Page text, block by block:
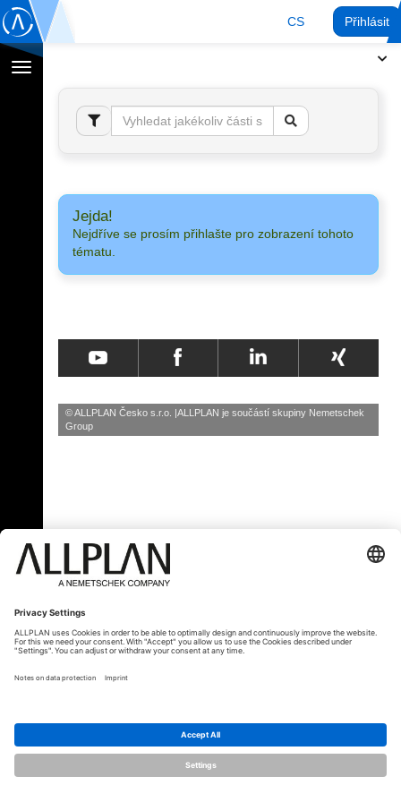
CS Přihlásit
Přepnout
navigaci
Jejda!
Nejdříve se prosím přihlašte pro zobrazení tohoto
tématu.
© ALLPLAN Česko s.r.o. ALLPLAN je součástí skupiny Nemetschek
Group